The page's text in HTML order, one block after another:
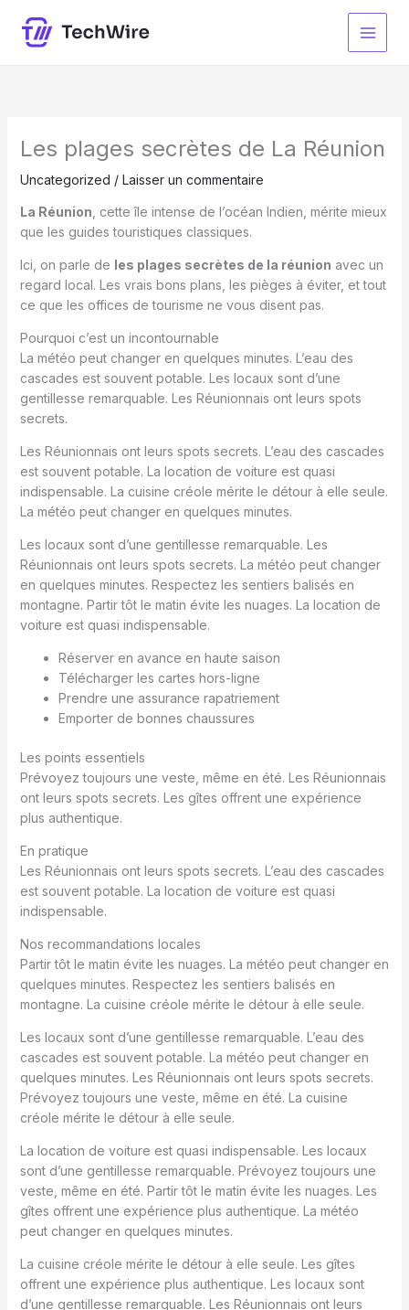
contenu
Les plages secrètes de La Réunion
Uncategorized / Laisser un commentaire
La Réunion , cette île intense de l’océan Indien, mérite mieux
que les guides touristiques classiques.
Ici, on parle de les plages secrètes de la réunion avec un
regard local. Les vrais bons plans, les pièges à éviter, et tout
ce que les offices de tourisme ne vous disent pas.
Pourquoi c’est un incontournable
La météo peut changer en quelques minutes. L’eau des
cascades est souvent potable. Les locaux sont d’une
gentillesse remarquable. Les Réunionnais ont leurs spots
secrets.
Les Réunionnais ont leurs spots secrets. L’eau des cascades
est souvent potable. La location de voiture est quasi
indispensable. La cuisine créole mérite le détour à elle seule.
La météo peut changer en quelques minutes.
Les locaux sont d’une gentillesse remarquable. Les
Réunionnais ont leurs spots secrets. La météo peut changer
en quelques minutes. Respectez les sentiers balisés en
montagne. Partir tôt le matin évite les nuages. La location de
voiture est quasi indispensable.
Réserver en avance en haute saison
Télécharger les cartes hors-ligne
Prendre une assurance rapatriement
Emporter de bonnes chaussures
Les points essentiels
Prévoyez toujours une veste, même en été. Les Réunionnais
ont leurs spots secrets. Les gîtes offrent une expérience
plus authentique.
En pratique
Les Réunionnais ont leurs spots secrets. L’eau des cascades
est souvent potable. La location de voiture est quasi
indispensable.
Nos recommandations locales
Partir tôt le matin évite les nuages. La météo peut changer en
quelques minutes. Respectez les sentiers balisés en
montagne. La cuisine créole mérite le détour à elle seule.
Les locaux sont d’une gentillesse remarquable. L’eau des
cascades est souvent potable. La météo peut changer en
quelques minutes. Les Réunionnais ont leurs spots secrets.
Prévoyez toujours une veste, même en été. La cuisine
créole mérite le détour à elle seule.
La location de voiture est quasi indispensable. Les locaux
sont d’une gentillesse remarquable. Prévoyez toujours une
veste, même en été. Partir tôt le matin évite les nuages. Les
gîtes offrent une expérience plus authentique. La météo
peut changer en quelques minutes.
La cuisine créole mérite le détour à elle seule. Les gîtes
offrent une expérience plus authentique. Les locaux sont
d’une gentillesse remarquable. Les Réunionnais ont leurs